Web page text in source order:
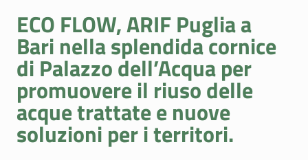
ECO FLOW, ARIF Puglia a
Bari nella splendida cornice
di Palazzo dell’Acqua per
promuovere il riuso delle
acque trattate e nuove
soluzioni per i territori.